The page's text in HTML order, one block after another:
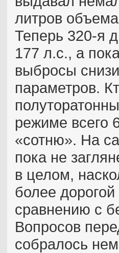
литров
Теперь 320-я
177 л.с., а
выбросы
параметров.
режиме всего
«сотню». На
пока не
в целом,
более
сравнению с
Вопросов
собралось